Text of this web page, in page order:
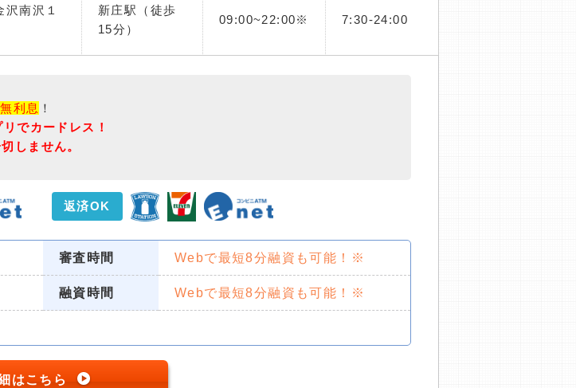
南沢１
新庄駅（徒歩
15分）
09:00~22:00※ 7:30-24:00
利息 ！
リでカードレス！
しません。
返済OK
審査時間 Webで最短8分融資も可能！※
融資時間 Webで最短8分融資も可能！※
はこちら